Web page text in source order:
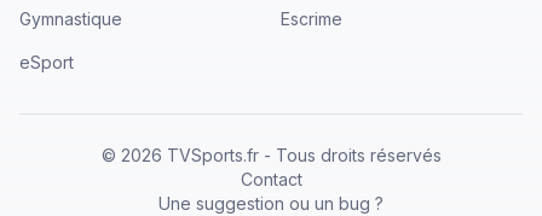
Gymnastique Escrime
eSport
© 2026 TVSports.fr - Tous droits réservés
Contact
Une suggestion ou un bug ?